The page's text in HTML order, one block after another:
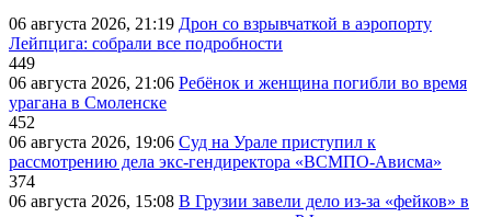
06 августа 2026, 21:19 Дрон со взрывчаткой в аэропорту
Лейпцига: собрали все подробности
449
06 августа 2026, 21:06 Ребёнок и женщина погибли во время
урагана в Смоленске
452
06 августа 2026, 19:06 Суд на Урале приступил к
рассмотрению дела экс-гендиректора «ВСМПО-Ависма»
374
06 августа 2026, 15:08 В Грузии завели дело из-за «фейков» в